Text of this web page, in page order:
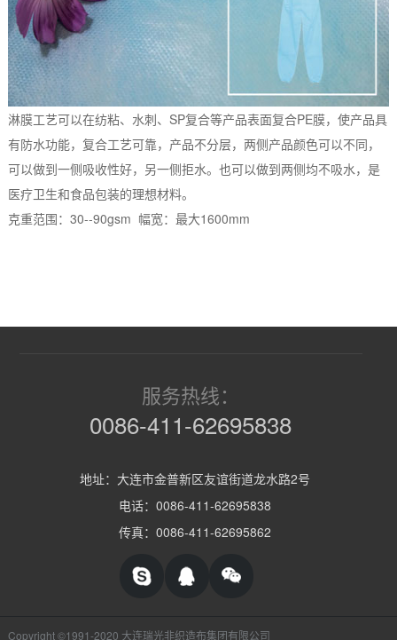
淋膜工艺可以在纺粘、水刺、SP复合等产品表面复合PE膜，使产品具
有防水功能，复合工艺可靠，产品不分层，两侧产品颜色可以不同，
可以做到一侧吸收性好，另一侧拒水。也可以做到两侧均不吸水，是
医疗卫生和食品包装的理想材料。
克重范围：30--90gsm 幅宽：最大1600mm
服务热线：
0086-411-62695838
地址：大连市金普新区友谊街道龙水路2号
电话：0086-411-62695838
传真：0086-411-62695862
Copyright ©1991-2020 大连瑞光非织造布集团有限公司